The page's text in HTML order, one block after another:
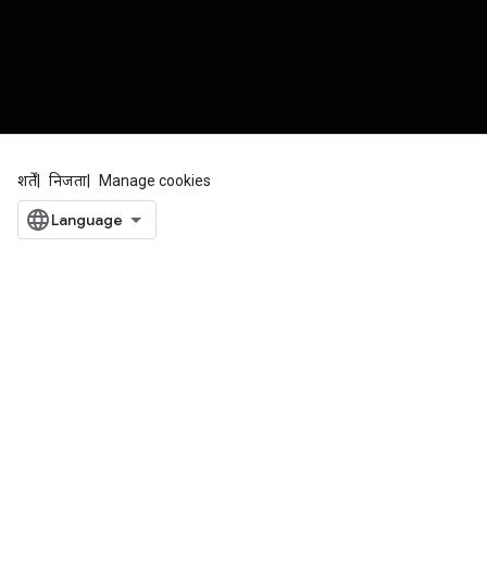
शर्तें निजता Manage cookies